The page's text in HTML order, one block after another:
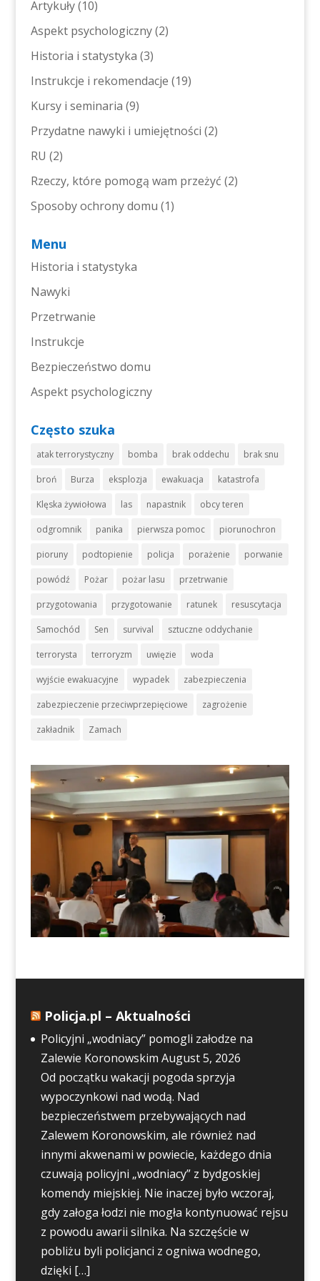
Artykuły(10)
Aspekt psychologiczny(2)
Historia i statystyka (3)
Instrukcje i rekomendacje (19)
Kursy i seminaria (9)
Przydatne nawyki i umiejętności (2)
RU (2)
Rzeczy, które pomogą wam przeżyć (2)
Sposoby ochrony domu (1)
Menu
Historia i statystyka
Nawyki
Przetrwanie
Instrukcje
Bezpieczeństwo domu
Aspekt psychologiczny
Często szuka
atak terrorystyczny bomba brak oddechu brak snu
broń Burza eksplozja ewakuacja katastrofa
Klęska żywiołowa las napastnik obcy teren
odgromnik panika pierwsza pomoc piorunochron
pioruny podtopienie policja porażenie porwanie
powódź Pożar pożar lasu przetrwanie
przygotowania przygotowanie ratunek resuscytacja
Samochód Sen survival sztuczne oddychanie
terrorysta terroryzm uwięzie woda
wyjście ewakuacyjne wypadek zabezpieczenia
zabezpieczenie przeciwprzepięciowe zagrożenie
zakładnik Zamach
Policja.pl – Aktualności
Policyjni „wodniacy” pomogli załodze na
Zalewie Koronowskim August 5, 2026
Od początku wakacji pogoda sprzyja
wypoczynkowi nad wodą. Nad
bezpieczeństwem przebywających nad
Zalewem Koronowskim, ale również nad
innymi akwenami w powiecie, każdego dnia
czuwają policyjni „wodniacy” z bydgoskiej
komendy miejskiej. Nie inaczej było wczoraj,
gdy załoga łodzi nie mogła kontynuować rejsu
z powodu awarii silnika. Na szczęście w
pobliżu byli policjanci z ogniwa wodnego,
dzięki […]